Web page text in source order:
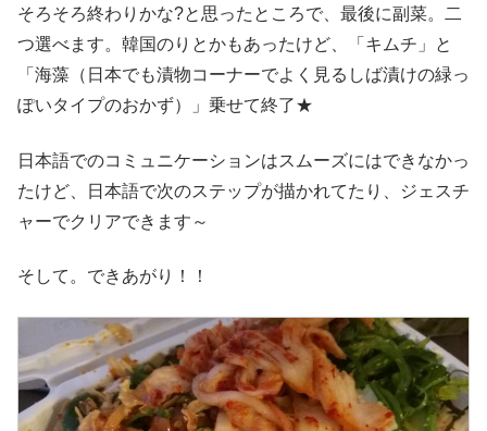
そろそろ終わりかな?と思ったところで、最後に副菜。二
つ選べます。韓国のりとかもあったけど、「キムチ」と
「海藻（日本でも漬物コーナーでよく見るしば漬けの緑っ
ぽいタイプのおかず）」乗せて終了★
日本語でのコミュニケーションはスムーズにはできなかっ
たけど、日本語で次のステップが描かれてたり、ジェスチ
ャーでクリアできます～
そして。できあがり！！